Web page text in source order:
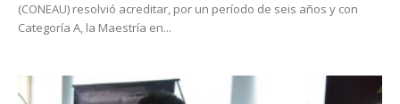
(CONEAU) resolvió acreditar, por un período de seis años y con
Categoría A, la Maestría en...